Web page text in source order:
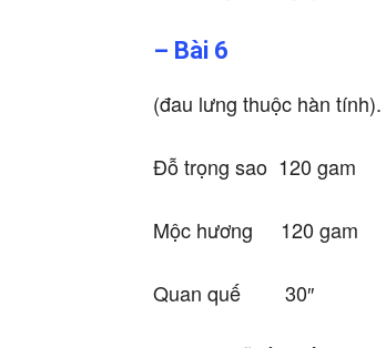
– Bài 6
(đau lưng thuộc hàn tính).
Đỗ trọng sao 120 gam
Mộc hương 120 gam
Quan quế 30″